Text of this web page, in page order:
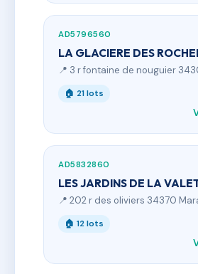
AD5796560
LA GLACIERE DES
📍 3 r fontaine de nouguier
🏠 21 lots
AD5832860
LES JARDINS DE LA
📍 202 r des oliviers 34370
🏠 12 lots